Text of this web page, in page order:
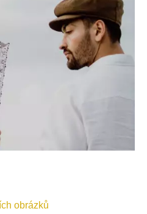
obrázků